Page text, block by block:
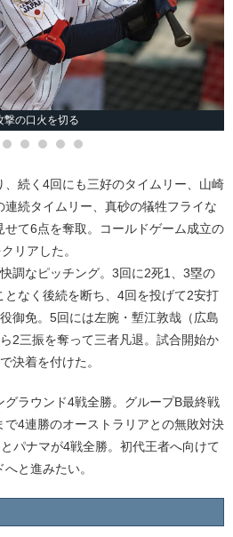
撃の口火を切る
続く4回にも三好のタイムリー、山崎
続タイムリー、真砂の犠牲フライな
せて6点を奪取。コールドゲーム成立の
リアした。
調なピッチング。3回に2死1、3塁の
となく後続を断ち、4回を投げて2安打
御免。5回には左腕・塹江敦哉（広島
2三振を奪って三者凡退。試合開始か
決着を付けた。
ラウンド4戦全勝。グループB最終戦
で4連勝のオーストラリアとの無敗対決
パナマが4戦全勝。初代王者へ向けて
と進みたい。